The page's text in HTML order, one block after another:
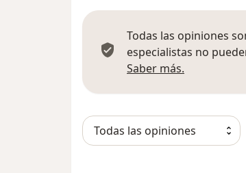
Todas las opiniones
especialistas no
Saber más.